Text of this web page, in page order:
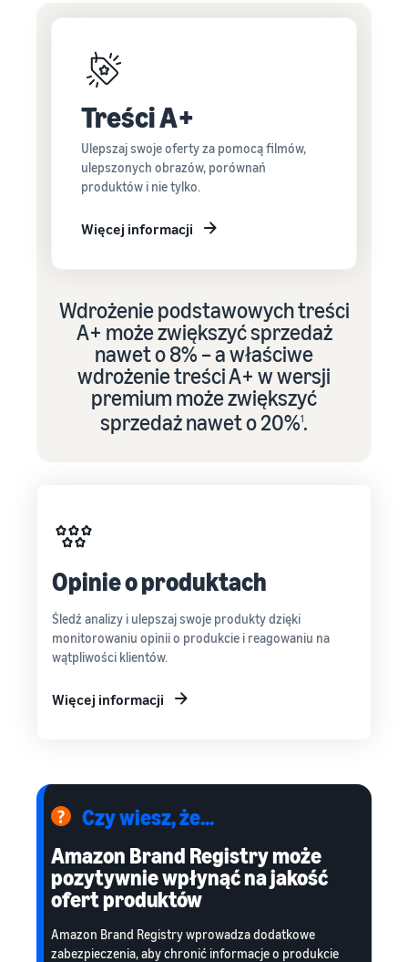
Treści A+
Ulepszaj swoje oferty za pomocą filmów,
ulepszonych obrazów, porównań
produktów i nie tylko.
Więcej informacji
Wdrożenie podstawowych treści
A+ może zwiększyć sprzedaż
nawet o 8% – a właściwe
wdrożenie treści A+ w wersji
premium może zwiększyć
sprzedaż nawet o 20%1.
Opinie o produktach
Śledź analizy i ulepszaj swoje produkty dzięki
monitorowaniu opinii o produkcie i reagowaniu na
wątpliwości klientów.
Więcej informacji
Czy wiesz, że...
Amazon Brand Registry może
pozytywnie wpłynąć na jakość
ofert produktów
Amazon Brand Registry wprowadza dodatkowe
zabezpieczenia, aby chronić informacje o produkcie